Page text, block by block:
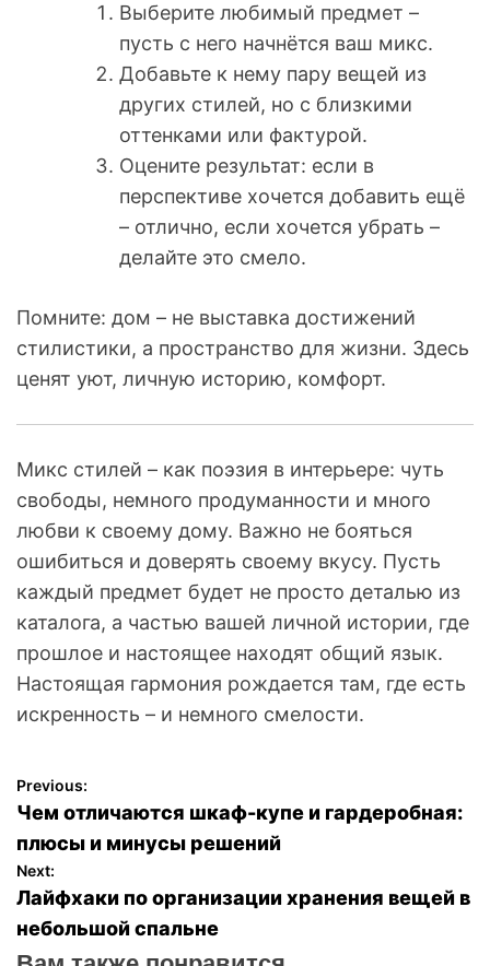
Выберите любимый предмет –
пусть с него начнётся ваш микс.
Добавьте к нему пару вещей из
других стилей, но с близкими
оттенками или фактурой.
Оцените результат: если в
перспективе хочется добавить ещё
– отлично, если хочется убрать –
делайте это смело.
Помните: дом – не выставка достижений
стилистики, а пространство для жизни. Здесь
ценят уют, личную историю, комфорт.
Микс стилей – как поэзия в интерьере: чуть
свободы, немного продуманности и много
любви к своему дому. Важно не бояться
ошибиться и доверять своему вкусу. Пусть
каждый предмет будет не просто деталью из
каталога, а частью вашей личной истории, где
прошлое и настоящее находят общий язык.
Настоящая гармония рождается там, где есть
искренность – и немного смелости.
Н
а
в
и
Previous:
Чем отличаются шкаф-купе и гардеробная:
плюсы и минусы решений
Next:
Лайфхаки по организации хранения вещей в
небольшой спальне